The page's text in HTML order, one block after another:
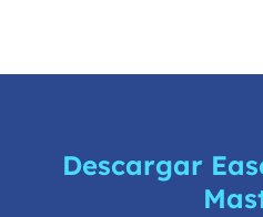
Descargar